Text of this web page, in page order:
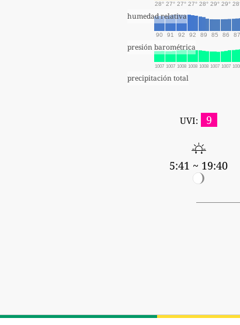
28° 27° 27° 27° 28° 29° 29°
humedad relativa
90 91 92 92 89 85 86 87
presión barométrica
1007 1007 1008 1008 1008 1007 1007
precipitación total
UVI: 9
5:41 ~ 19:40